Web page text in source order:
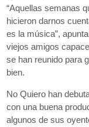
EU ES
Aviso Legal Política de
“Aquellas semanas
hicieron darnos
es la música”,
viejos amigos
se han reunido para
bien.
No Quiero han
con una buena
algunos de sus